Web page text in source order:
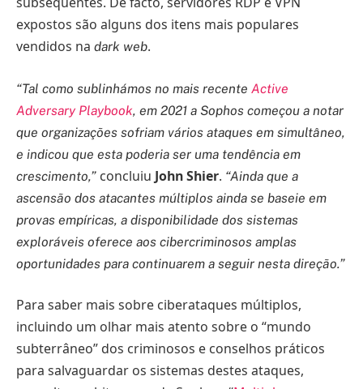
expostos são alguns dos itens mais populares
vendidos na dark web.
“Tal como sublinhámos no mais recente Active
Adversary Playbook, em 2021 a Sophos começou a notar
que organizações sofriam vários ataques em simultâneo,
e indicou que esta poderia ser uma tendência em
crescimento,” concluiu John Shier. “Ainda que a
ascensão dos atacantes múltiplos ainda se baseie em
provas empíricas, a disponibilidade dos sistemas
exploráveis oferece aos cibercriminosos amplas
oportunidades para continuarem a seguir nesta direção.”
Para saber mais sobre ciberataques múltiplos,
incluindo um olhar mais atento sobre o “mundo
subterrâneo” dos criminosos e conselhos práticos
para salvaguardar os sistemas destes ataques,